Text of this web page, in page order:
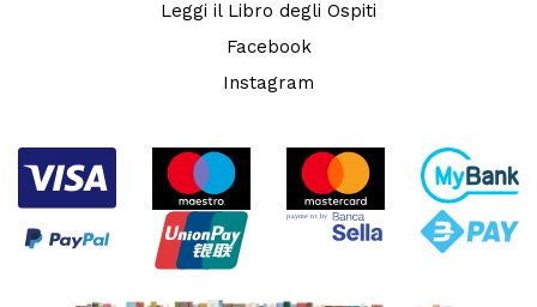
Leggi il Libro degli Ospiti
Facebook
Instagram